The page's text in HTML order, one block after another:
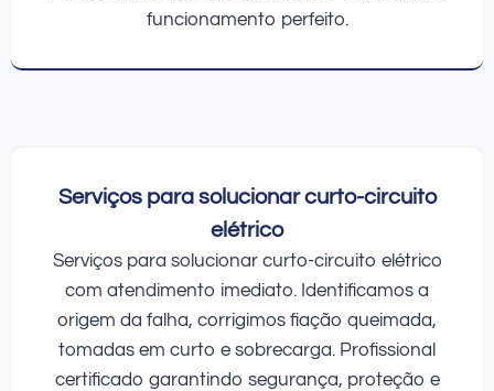
funcionamento perfeito.
Serviços para solucionar curto-circuito
elétrico
Serviços para solucionar curto-circuito elétrico
com atendimento imediato. Identificamos a
origem da falha, corrigimos fiação queimada,
tomadas em curto e sobrecarga. Profissional
certificado garantindo segurança, proteção e